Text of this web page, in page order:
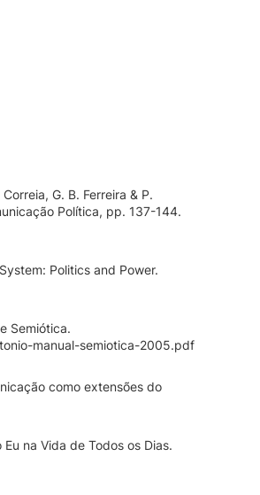
G. B. Ferreira & P.
Política, pp. 137-144.
Politics and Power.
Semiótica.
manual-semiotica-2005.pdf
como extensões do
na Vida de Todos os Dias.